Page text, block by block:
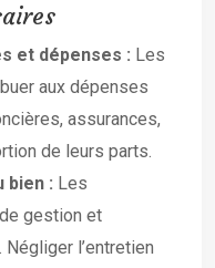
et dépenses : Les
aux dépenses
assurances,
de leurs parts.
bien : Les
gestion et
l’entretien